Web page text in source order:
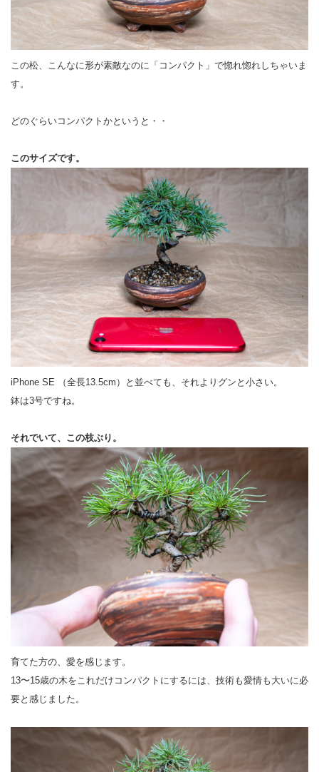
この松、こんなに形が素敵なのに「コンパクト」で惚れ惚れしちゃいま
す。
どのぐらいコンパクトかというと・・
このサイズです。
iPhone SE （全長13.5cm）と並べても、それよりグンと小さい。
鉢は3号ですね。
それでいて、この枝ぶり。
育てた方の、愛を感じます。
13〜15歳の木をこれだけコンパクトにするには、技術も愛情も大いに必
要と感じました。